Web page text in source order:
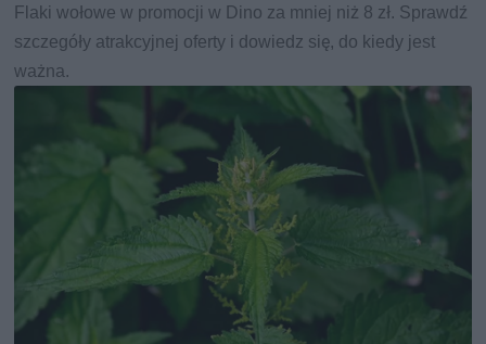
Flaki wołowe w promocji w Dino za mniej niż 8 zł. Sprawdź
szczegóły atrakcyjnej oferty i dowiedz się, do kiedy jest
ważna.